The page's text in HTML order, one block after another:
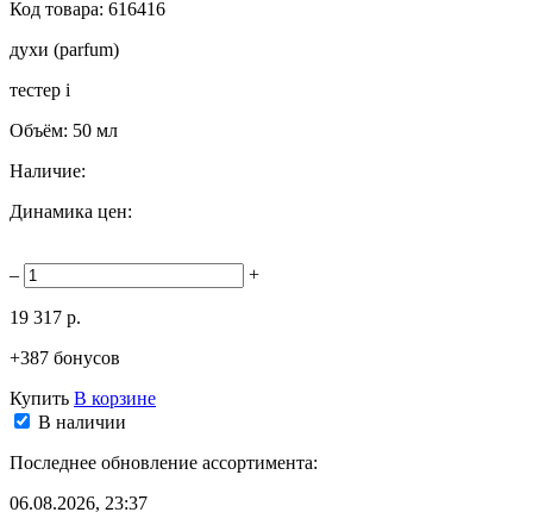
Код товара: 616416
духи (parfum)
тестер i
Объём: 50 мл
Наличие:
Динамика цен:
– +
19 317 р.
+387 бонусов
Купить В корзине
В наличии
Последнее обновление ассортимента:
06.08.2026, 23:37